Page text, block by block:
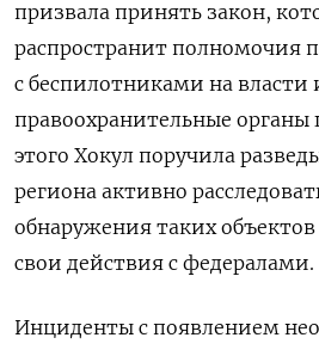
призвала принять закон,
распространит полномочия
с беспилотниками на власти
правоохранительные органы
этого Хокул поручила
региона активно
обнаружения таких
свои действия с федералами.
Инциденты с появлением